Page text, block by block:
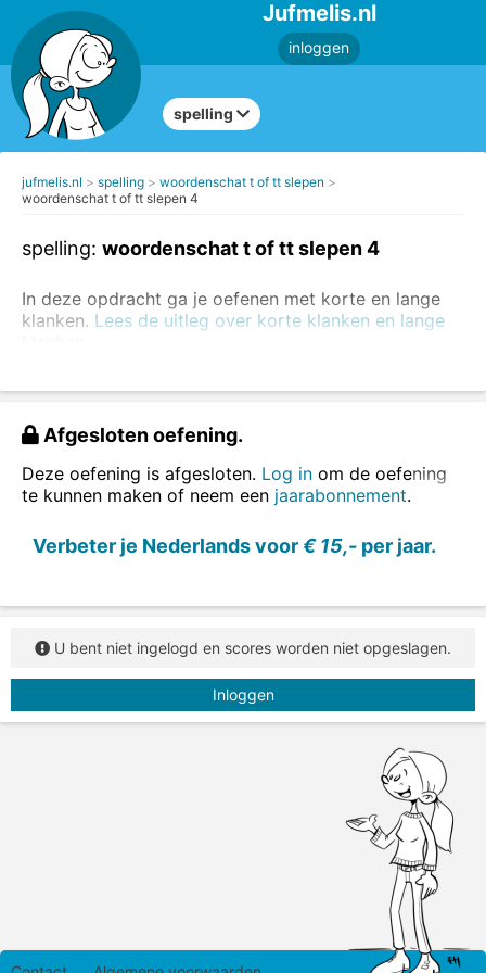
Jufmelis.nl
inloggen
spelling
jufmelis.nl spelling
woordenschat t of tt slepen
woordenschat t of tt slepen 4
spelling: woordenschat t of tt slepen 4
In deze opdracht ga je oefenen met korte en lange
klanken. Lees de uitleg over korte klanken en lange
Voorbeeld:
poten of potten
sleep dan het goede woord in de zin.
Afgesloten oefening.
Deze oefening is afgesloten. Log in om de oefening
te kunnen maken of neem een jaarabonnement.
Verbeter je Nederlands voor€ 15,- per jaar.
U bent niet ingelogd en scores worden niet opgeslagen.
Inloggen